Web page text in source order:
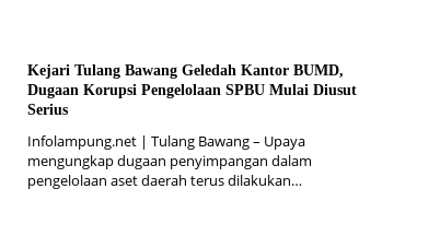
Kejari Tulang Bawang Geledah Kantor BUMD,
Dugaan Korupsi Pengelolaan SPBU Mulai Diusut
Serius
Infolampung.net | Tulang Bawang – Upaya
mengungkap dugaan penyimpangan dalam
pengelolaan aset daerah terus dilakukan…